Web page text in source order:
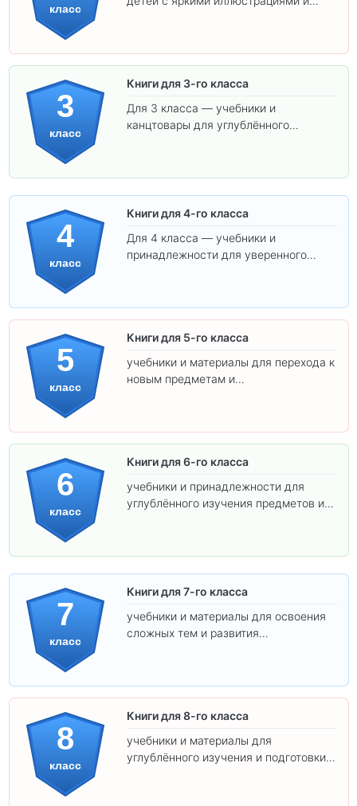
класс
3
класс
Книги для 3-го класса
Для 3 класса — учебники и
канцтовары для углублённого
4
класс
Книги для 4-го класса
Для 4 класса — учебники и
принадлежности для уверенного
5
класс
Книги для 5-го класса
учебники и материалы для перехода к
новым предметам и
6
класс
Книги для 6-го класса
учебники и принадлежности для
углублённого изучения предметов и
7
класс
Книги для 7-го класса
учебники и материалы для освоения
сложных тем и развития
8
класс
Книги для 8-го класса
учебники и материалы для
углублённого изучения и подготовки к